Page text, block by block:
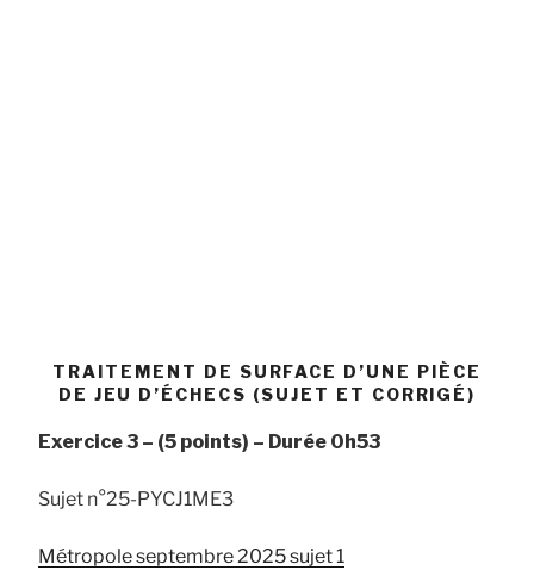
TRAITEMENT DE SURFACE D’UNE PIÈCE
DE JEU D’ÉCHECS (SUJET ET CORRIGÉ)
Exercice 3 – (5 points) – Durée 0h53
Sujet n°25-PYCJ1ME3
Métropole septembre 2025 sujet 1